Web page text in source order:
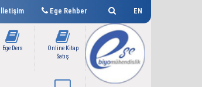
EN
Ege Rehber
İletişim
Online Kitap
Satış
Ege Ders